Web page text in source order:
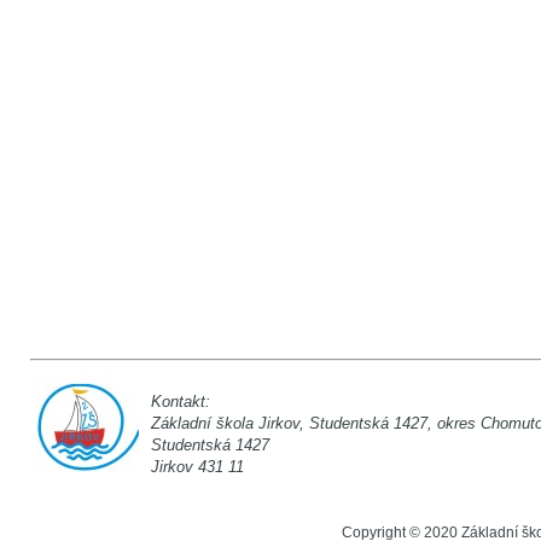
Kontakt:
Základní škola Jirkov, Studentská
Studentská
Jirkov 431 11
Copyright © 2020 Základní